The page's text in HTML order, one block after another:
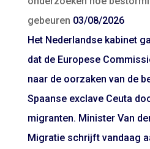
gebeuren 03/08/2026
Het Nederlandse kabinet
dat de Europese
naar de oorzaken van de
Spaanse exclave Ceuta
migranten. Minister Van
Migratie schrijft vandaag